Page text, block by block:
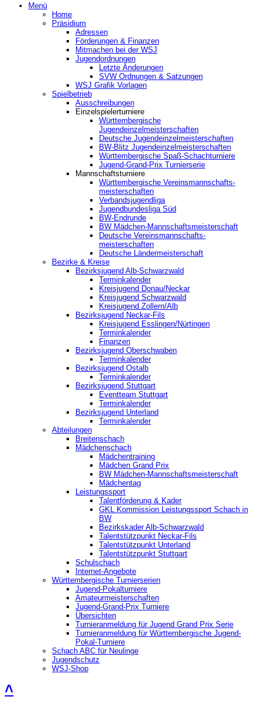
Menü
Home
Präsidium
Adressen
Förderungen & Finanzen
Mitmachen bei der WSJ
Jugendordnungen
Letzte Änderungen
SVW Ordnungen & Satzungen
WSJ Grafik Vorlagen
Spielbetrieb
Ausschreibungen
Einzelspielerturniere
Württembergische
Jugendeinzelmeisterschaften
Deutsche Jugendeinzelmeisterschaften
BW-Blitz Jugendeinzelmeisterschaften
Württembergische Spaß-Schachturniere
Jugend-Grand-Prix Turnierserie
Mannschaftsturniere
Württembergische Vereinsmannschafts-
meisterschaften
Verbandsjugendliga
Jugendbundesliga Süd
BW-Endrunde
BW Mädchen-Mannschaftsmeisterschaft
Deutsche Vereinsmannschafts-
meisterschaften
Deutsche Ländermeisterschaft
Bezirke & Kreise
Bezirksjugend Alb-Schwarzwald
Terminkalender
Kreisjugend Donau/Neckar
Kreisjugend Schwarzwald
Kreisjugend Zollern/Alb
Bezirksjugend Neckar-Fils
Kreisjugend ‎Esslingen/Nürtingen
Terminkalender
Finanzen
Bezirksjugend Oberschwaben
Terminkalender
Bezirksjugend Ostalb
Terminkalender
Bezirksjugend Stuttgart
‎Eventteam Stuttgart
Terminkalender
Bezirksjugend Unterland
Terminkalender
Abteilungen
Breitenschach
Mädchenschach
Mädchentraining
Mädchen Grand Prix
BW Mädchen-Mannschaftsmeisterschaft
Mädchentag
Leistungssport
Talentförderung & Kader
GKL Kommission Leistungssport Schach in
BW
Bezirkskader Alb-Schwarzwald
Talentstützpunkt Neckar-Fils
Talentstützpunkt Unterland
Talentstützpunkt Stuttgart
Schulschach
Internet-Angebote
Württembergische Turnierserien
Jugend-Pokalturniere
Amateurmeisterschaften
Jugend-Grand-Prix Turniere
Übersichten
Turnieranmeldung für Jugend Grand Prix Serie
Turnieranmeldung für Württembergische Jugend-
Pokal-Turniere
Schach ABC für Neulinge
Jugendschutz
WSJ-Shop
˄